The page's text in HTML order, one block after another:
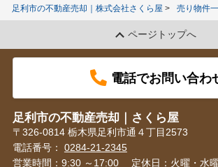
足利市の不動産売却｜株式会社さくら屋 売り物件
ページトップへ
電話でお問い合わ
足利市の不動産売却｜さくら屋
〒326-0814 栃木県足利市通４丁目2573
電話番号： 0284-21-2345
営業時間：9:30 ～17:00
定休日：火曜・水